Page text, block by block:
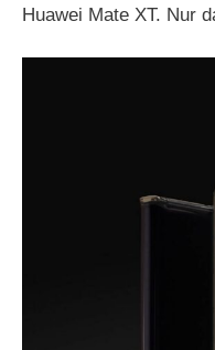
Huawei Mate XT. Nur